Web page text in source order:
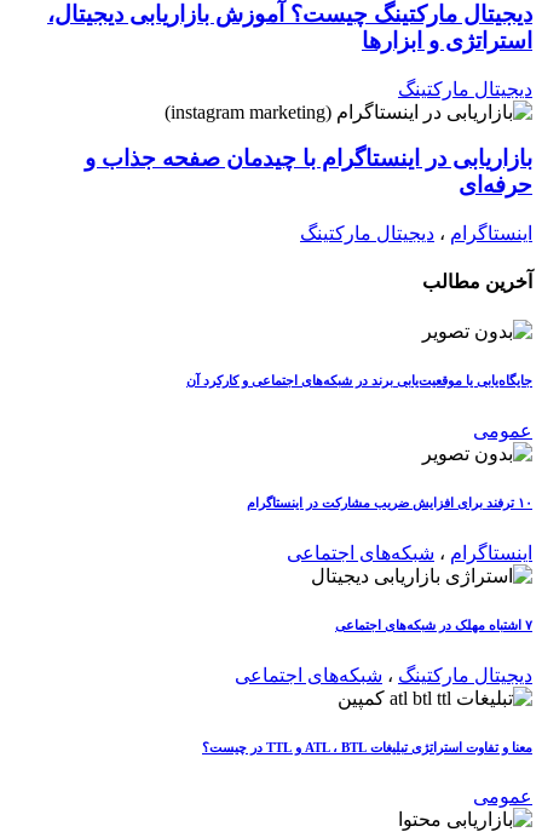
دیجیتال مارکتینگ چیست؟ آموزش بازاریابی دیجیتال،
استراتژی و ابزارها
دیجیتال مارکتینگ
بازاریابی در اینستاگرام با چیدمان صفحه جذاب و
حرفه‌ای
اینستاگرام ، دیجیتال مارکتینگ
آخرین مطالب
جایگاه‌یابی یا موقعیت‌یابی برند در شبکه‌های اجتماعی و کارکرد آن
عمومی
۱۰ ترفند برای افزایش ضریب مشارکت در اینستاگرام
اینستاگرام ، شبکه‌های اجتماعی
۷ اشتباه مهلک در شبکه‌های اجتماعی
دیجیتال مارکتینگ ، شبکه‌های اجتماعی
معنا و تفاوت استراتژی تبلیغات ATL ، BTL و TTL در چیست؟
عمومی